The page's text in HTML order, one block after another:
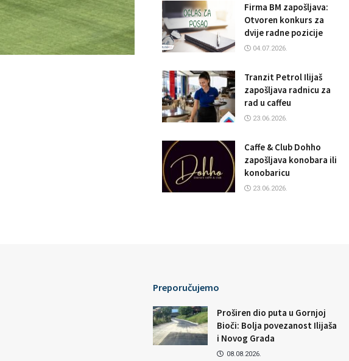
Firma BM zapošljava:
Otvoren konkurs za
dvije radne pozicije
04.07.2026.
Tranzit Petrol Ilijaš
zapošljava radnicu za
rad u caffeu
23.06.2026.
Caffe & Club Dohho
zapošljava konobara ili
konobaricu
23.06.2026.
Preporučujemo
Proširen dio puta u Gornjoj
Bioči: Bolja povezanost Ilijaša
i Novog Grada
08.08.2026.